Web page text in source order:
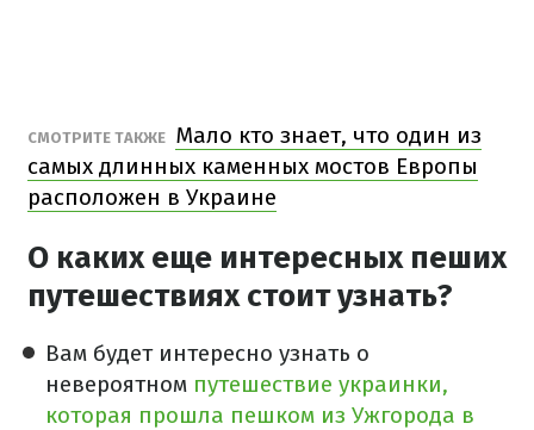
СМОТРИТЕ ТАКЖЕ Мало кто знает, что один из
самых длинных каменных мостов Европы
расположен в Украине
О каких еще интересных пеших
путешествиях стоит узнать?
Вам будет интересно узнать о
невероятном путешествие украинки,
которая прошла пешком из Ужгорода в